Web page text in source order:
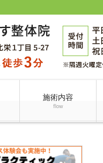
施術内容
flow